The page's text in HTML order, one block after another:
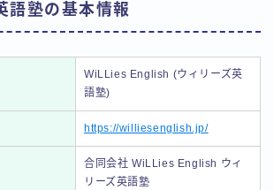
語塾の基本情報
WiLLies English (ウィリーズ英
語塾)
https://williesenglish.jp/
合同会社 WiLLies English ウィ
リーズ英語塾